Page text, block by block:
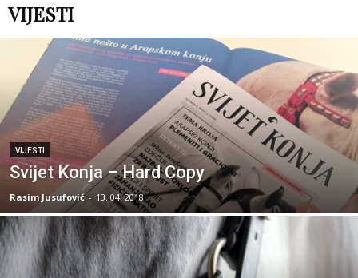
VIJESTI
VIJESTI
Svijet Konja – Hard Copy
Rasim Jusufović - 13. 04. 2018.